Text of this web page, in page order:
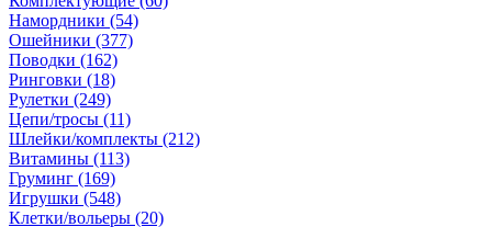
Намордники (54)
Ошейники (377)
Поводки (162)
Ринговки (18)
Рулетки (249)
Цепи/тросы (11)
Шлейки/комплекты (212)
Витамины (113)
Груминг (169)
Игрушки (548)
Клетки/вольеры (20)